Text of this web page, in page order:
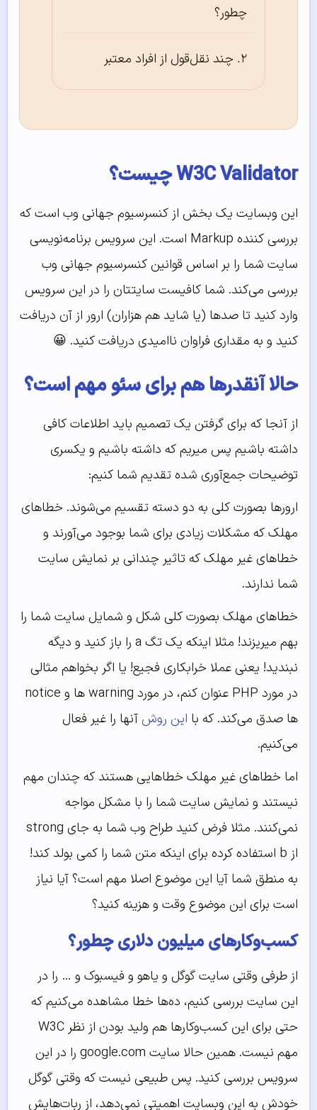
چطور؟
چند نقل‌قول از افراد معتبر
W3C Validator چیست؟
این وبسایت یک بخش از کنسرسیوم جهانی وب است که
بررسی کننده Markup است. این سرویس برنامه‌نویسی
سایت شما را بر اساس قوانین کنسرسیوم جهانی وب
بررسی می‌کند. شما کافیست سایتتان را در این سرویس
وارد کنید تا صدها (یا شاید هم هزاران) ارور از آن دریافت
کنید و به مقداری فراوان ناامیدی دریافت کنید. 😀
حالا آنقدر‌ها هم برای سئو مهم است؟
از آنجا که برای گرفتن یک تصمیم باید اطلاعات کافی
داشته باشیم پس میریم که داشته باشیم و یکسری
توضیحات جمع‌آوری شده تقدیم شما کنیم:
ارورها بصورت کلی به دو دسته تقسیم می‌شوند. خطاهای
مهلک که مشکلات زیادی برای شما بوجود می‌آورند و
خطاهای غیر مهلک که تاثیر چندانی بر نمایش سایت
شما ندارند.
خطاهای مهلک بصورت کلی شکل و شمایل سایت شما را
بهم میریزند! مثلا اینکه یک تگ a را باز کنید و دیگه
نبندید! یعنی عملا خرابکاری فجیع! یا اگر بخواهم مثالی
در مورد PHP عنوان کنم، در مورد warning ها و notice
ها صدق می‌کند. که با این روش آنها را غیر فعال
می‌کنیم.
اما خطاهای غیر مهلک خطاهایی هستند که چندان مهم
نیستند و نمایش سایت شما را با مشکل مواجه
نمی‌کنند. مثلا فرض کنید طراح وب شما به جای strong
از b استفاده کرده برای اینکه متن شما را کمی بولد کند!
به منطق شما آیا این موضوع اصلا مهم است؟ آیا نیاز
است برای این موضوع وقت و هزینه کنید؟
کسب‌و‌کارهای میلیون دلاری چطور؟
از طرفی وقتی سایت گوگل و یاهو و فیسبوک و … را در
این سایت بررسی کنیم، ده‌ها خطا مشاهده می‌کنیم که
حتی برای این کسب‌و‌کارها هم ولید بودن از نظر W3C
مهم نیست. همین حالا سایت google.com را در این
سرویس بررسی کنید. پس طبیعی نیست که وقتی گوگل
خودش به این وبسایت اهمیتی نمی‌دهد، از ربات‌هایش